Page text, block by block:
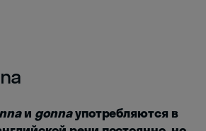
и gonnaупотребляются в